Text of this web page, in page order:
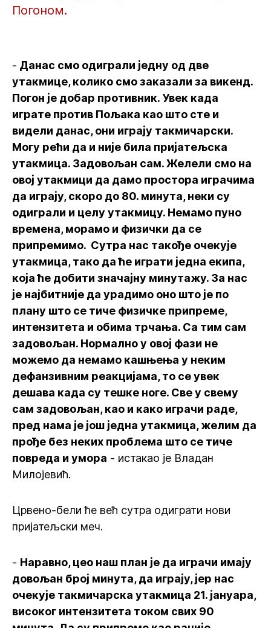
Погоном.
- Данас смо одиграли једну од две
утакмице, колико смо заказали за викенд.
Погон је добар противник. Увек када
играте против Пољака као што сте и
видели данас, они играју такмичарски.
Могу рећи да и није била пријатељска
утакмица. Задовољан сам. Желели смо на
овој утакмици да дамо простора играчима
да играју, скоро до 80. минута, неки су
одиграли и целу утакмицу. Немамо пуно
времена, морамо и физички да се
припремимо. Сутра нас такође очекује
утакмица, тако да ће играти једна екипа,
која ће добити значајну минутажу. За нас
је најбитније да урадимо оно што је по
плану што се тиче физичке припреме,
интензитета и обима трчања. Са тим сам
задовољан. Нормално у овој фази не
можемо да немамо кашњења у неким
дефанзивним реакцијама, то се увек
дешава када су тешке ноге. Све у свему
сам задовољан, као и како играчи раде,
пред нама је још једна утакмица, желим да
прође без неких проблема што се тиче
повреда и умора - истакао је Владан
Милојевић.
Црвено-бели ће већ сутра одиграти нови
пријатељски меч.
- Наравно, цео наш план је да играчи имају
довољан број минута, да играју, јер нас
очекује такмичарска утакмица 21. јануара,
високог интензитета током свих 90